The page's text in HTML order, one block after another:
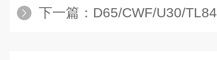
下一篇： D65/CWF/U30/TL84/U35/A/